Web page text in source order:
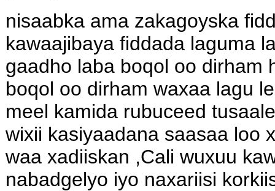
nisaabka ama zakagoyska
kawaajibaya fiddada laguma
gaadho laba boqol oo dirham
boqol oo dirham waxaa lagu
meel kamida rubuceed
wixii kasiyaadana saasaa loo
waa xadiiskan ,Cali wuxuu
nabadgelyo iyo naxariisi